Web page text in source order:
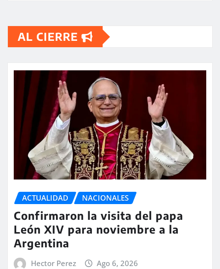
AL CIERRE
ACTUALIDAD NACIONALES
Confirmaron la visita del papa
León XIV para noviembre a la
Argentina
Hector Perez Ago 6, 2026